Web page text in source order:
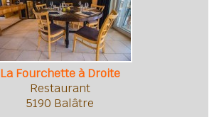
La Fourchette à Droite
Restaurant
5190 Balâtre